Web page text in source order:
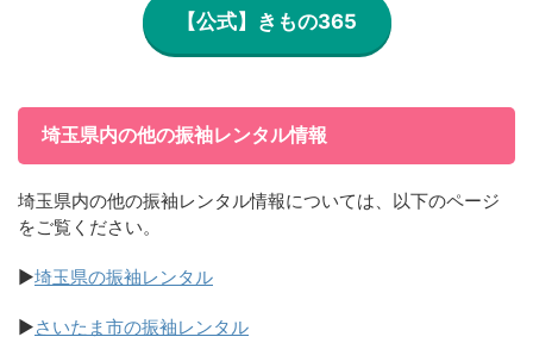
【公式】きもの365
埼玉県内の他の振袖レンタル情報
埼玉県内の他の振袖レンタル情報については、以下のページ
をご覧ください。
▶埼玉県の振袖レンタル
▶さいたま市の振袖レンタル